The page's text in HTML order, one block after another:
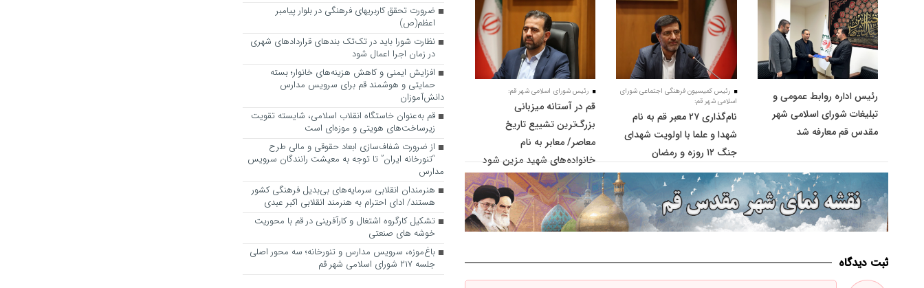
رئیس اداره روابط عمومی و
تبلیغات شورای اسلامی شهر
مقدس قم معارفه شد
رئیس کمیسیون فرهنگی اجتماعی شورای
اسلامی شهر قم:
نام‌گذاری ۲۷ معبر قم به نام
شهدا و علما با اولویت شهدای
جنگ ۱۲ روزه و رمضان
رئیس شورای اسلامی شهر قم:
قم در آستانه میزبانی
بزرگ‌ترین تشییع تاریخ
معاصر/ معابر به نام
خانواده‌های شهید مزین شود
ثبت دیدگاه
ضرورت تحقق کاربری­های فرهنگی در بلوار پیامبر
اعظم(ص)
نظارت شورا باید در تک‌تک بندهای قراردادهای شهری
در زمان اجرا اعمال شود
افزایش ایمنی و کاهش هزینه‌های خانوار؛ بسته
حمایتی و هوشمند قم برای سرویس مدارس
دانش‌آموزان
قم به‌عنوان خاستگاه انقلاب اسلامی، شایسته تقویت
زیرساخت‌های هویتی و موزه‌ای است
از ضرورت شفاف‌سازی ابعاد حقوقی و مالی طرح
“تنورخانه ایران” تا توجه به معیشت رانندگان سرویس
مدارس
هنرمندان انقلابی سرمایه‌های بی‌بدیل فرهنگی کشور
هستند/ ادای احترام به هنرمند انقلابی اکبر عبدی
تشکیل کارگروه اشتغال و کارآفرینی در قم با محوریت
خوشه های صنعتی
باغ‌موزه، سرویس مدارس و تنورخانه؛ سه محور اصلی
جلسه ۲۱۷ شورای اسلامی شهر قم